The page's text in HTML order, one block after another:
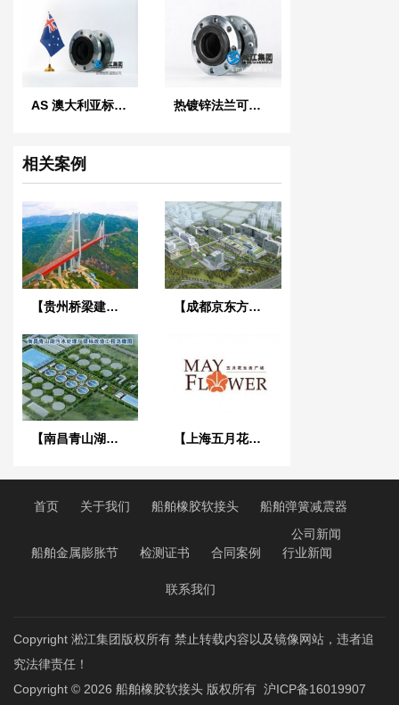
AS 澳大利亚标准橡胶膨胀节 热镀锌法兰可曲挠橡胶接头
相关案例
【贵州桥梁建设集团1029工程项目】橡胶接头合同 【成都京东方医院项目】双球橡胶接头合同
【南昌青山湖污水处理厂】DN2000橡胶接头合同 【上海五月花生活广场项目】弹簧减振器合同
首页 关于我们 船舶橡胶软接头 船舶弹簧减震器
船舶金属膨胀节 检测证书 合同案例
公司新闻
行业新闻
联系我们
Copyright 淞江集团版权所有 禁止转载内容以及镜像网站，违者追
究法律责任！
Copyright © 2026 船舶橡胶软接头 版权所有 沪ICP备16019907